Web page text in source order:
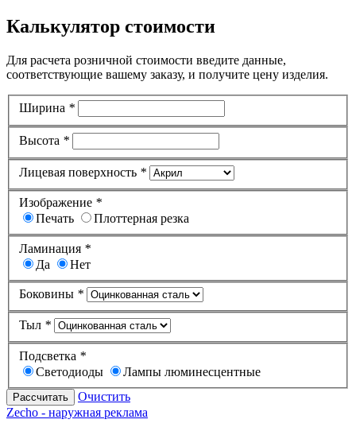
Калькулятор стоимости
Для расчета розничной стоимости введите данные,
соответствующие вашему заказу, и получите цену изделия.
Ширина *
Высота *
Лицевая поверхность *
Изображение *
Печать
Плоттерная резка
Ламинация *
Да
Нет
Боковины *
Тыл *
Подсветка *
Светодиоды
Лампы люминесцентные
Очистить
Zecho - наружная реклама